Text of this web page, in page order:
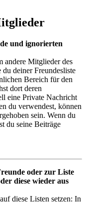
und ignorierten
andere Mitglieder des
deiner Freundesliste
Bereich für den
dort deren
eine Private Nachricht
du verwendest, können
sein. Wenn du
du seine Beiträge
oder zur Liste
diese wieder aus
diese Listen setzen: In